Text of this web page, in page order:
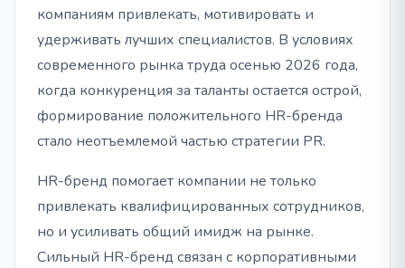
компаниям привлекать, мотивировать и
удерживать лучших специалистов. В условиях
современного рынка труда осенью 2026 года,
когда конкуренция за таланты остается острой,
формирование положительного HR-бренда
стало неотъемлемой частью стратегии PR.
HR-бренд помогает компании не только
привлекать квалифицированных сотрудников,
но и усиливать общий имидж на рынке.
Сильный HR-бренд связан с корпоративными